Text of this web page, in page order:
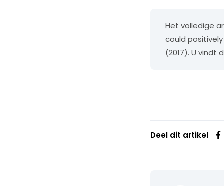
Het volledige
could
(2017). U vindt
Deel dit artikel